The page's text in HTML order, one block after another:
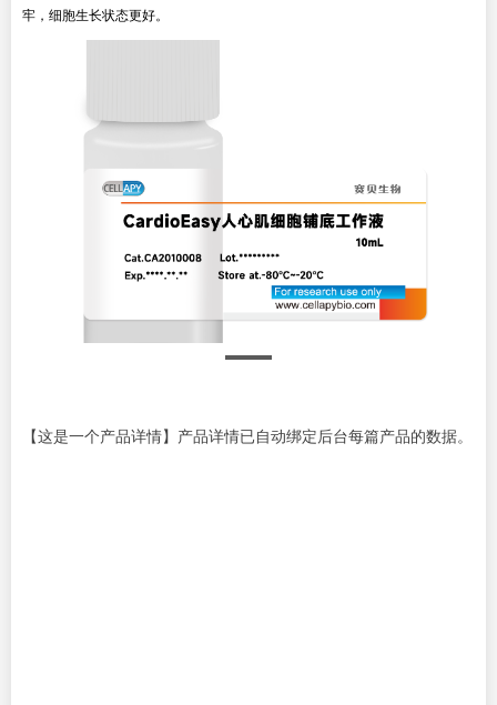
牢，细胞生长状态更好。
【这是一个产品详情】产品详情已自动绑定后台每篇产品的数据。